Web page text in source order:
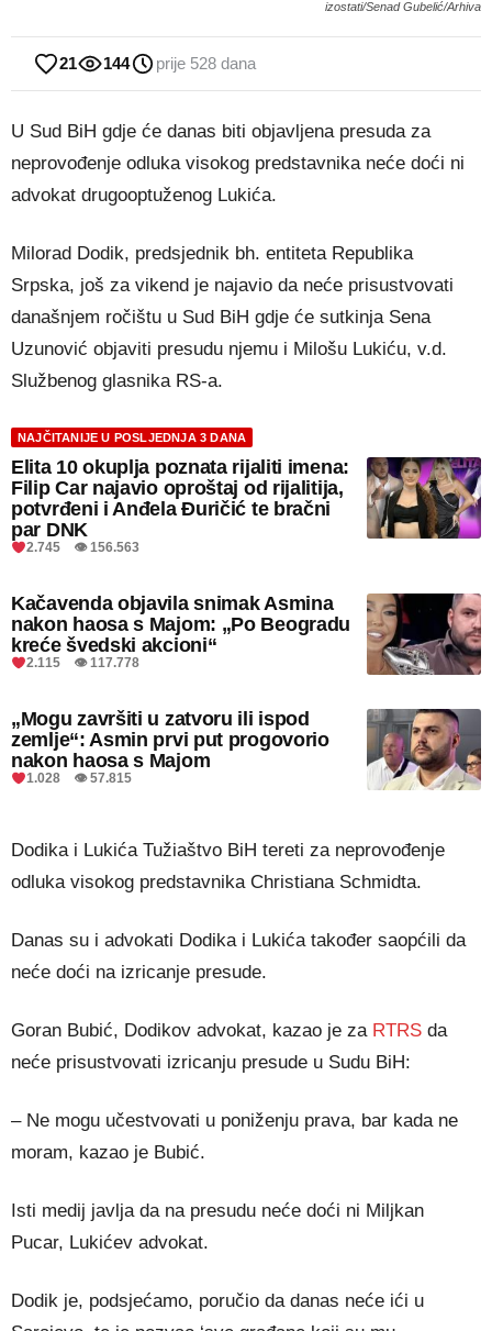
izostati/Senad Gubelić/Arhiva
21 144 prije 528 dana
U Sud BiH gdje će danas biti objavljena presuda za
neprovođenje odluka visokog predstavnika neće doći ni
advokat drugooptuženog Lukića.
Milorad Dodik, predsjednik bh. entiteta Republika
Srpska, još za vikend je najavio da neće prisustvovati
današnjem ročištu u Sud BiH gdje će sutkinja Sena
Uzunović objaviti presudu njemu i Milošu Lukiću, v.d.
Službenog glasnika RS-a.
NAJČITANIJE U POSLJEDNJA 3 DANA
Elita 10 okuplja poznata rijaliti imena:
Filip Car najavio oproštaj od rijalitija,
potvrđeni i Anđela Đuričić te bračni
par DNK
2.745 👁 156.563
Kačavenda objavila snimak Asmina
nakon haosa s Majom: „Po Beogradu
kreće švedski akcioni“
2.115 👁 117.778
„Mogu završiti u zatvoru ili ispod
zemlje“: Asmin prvi put progovorio
nakon haosa s Majom
1.028 👁 57.815
Dodika i Lukića Tužiaštvo BiH tereti za neprovođenje
odluka visokog predstavnika Christiana Schmidta.
Danas su i advokati Dodika i Lukića također saopćili da
neće doći na izricanje presude.
Goran Bubić, Dodikov advokat, kazao je za RTRS da
neće prisustvovati izricanju presude u Sudu BiH:
– Ne mogu učestvovati u poniženju prava, bar kada ne
moram, kazao je Bubić.
Isti medij javlja da na presudu neće doći ni Miljkan
Pucar, Lukićev advokat.
Dodik je, podsjećamo, poručio da danas neće ići u